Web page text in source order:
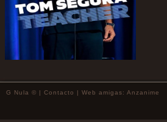
G Nula © | Contacto | Web amigas: Anzanime